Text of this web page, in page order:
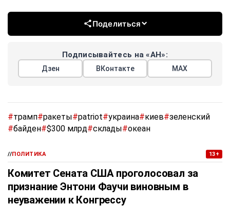
Поделиться
Подписывайтесь на «АН»:
Дзен ВКонтакте МАХ
#трамп#ракеты#patriot#украина#киев#зеленский
#байден#$300 млрд#склады#океан
//ПОЛИТИКА 13+
Комитет Сената США проголосовал за
признание Энтони Фаучи виновным в
неуважении к Конгрессу